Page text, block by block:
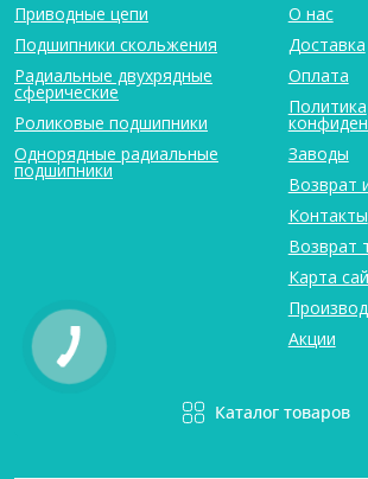
Приводные цепи
Подшипники скольжения
Радиальные двухрядные
сферические
Роликовые подшипники
Однорядные радиальные
подшипники
О нас
Доставка
Оплата
Политика
Заводы
Возврат
Контакты
Возврат
Карта
Акции
Каталог товаров